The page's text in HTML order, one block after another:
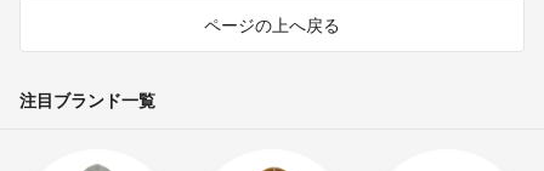
ページの上へ戻る
注目ブランド一覧